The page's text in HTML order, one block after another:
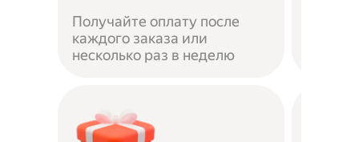
Получайте оплату после
каждого заказа или
несколько раз в неделю